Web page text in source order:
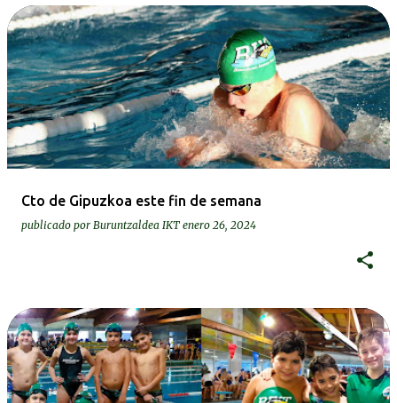
Cto de Gipuzkoa este fin de semana
publicado por Buruntzaldea IKT enero 26, 2024